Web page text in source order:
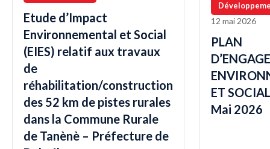
Etude d’Impact
Environnemental et Social
(EIES) relatif aux travaux
de
réhabilitation/construction
des 52 km de pistes rurales
dans la Commune Rurale
de Tanènè – Préfecture de
12 mai 2026
PLAN
ET
Mai 2026